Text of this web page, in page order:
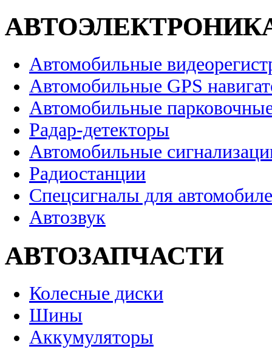
Автомобильные
Автомобильные GPS
Автомобильные
Радар-детекторы
Автомобильные
Радиостанции
Спецсигналы для
Автозвук
АВТОЗАПЧАСТИ
Колесные диски
Шины
Аккумуляторы